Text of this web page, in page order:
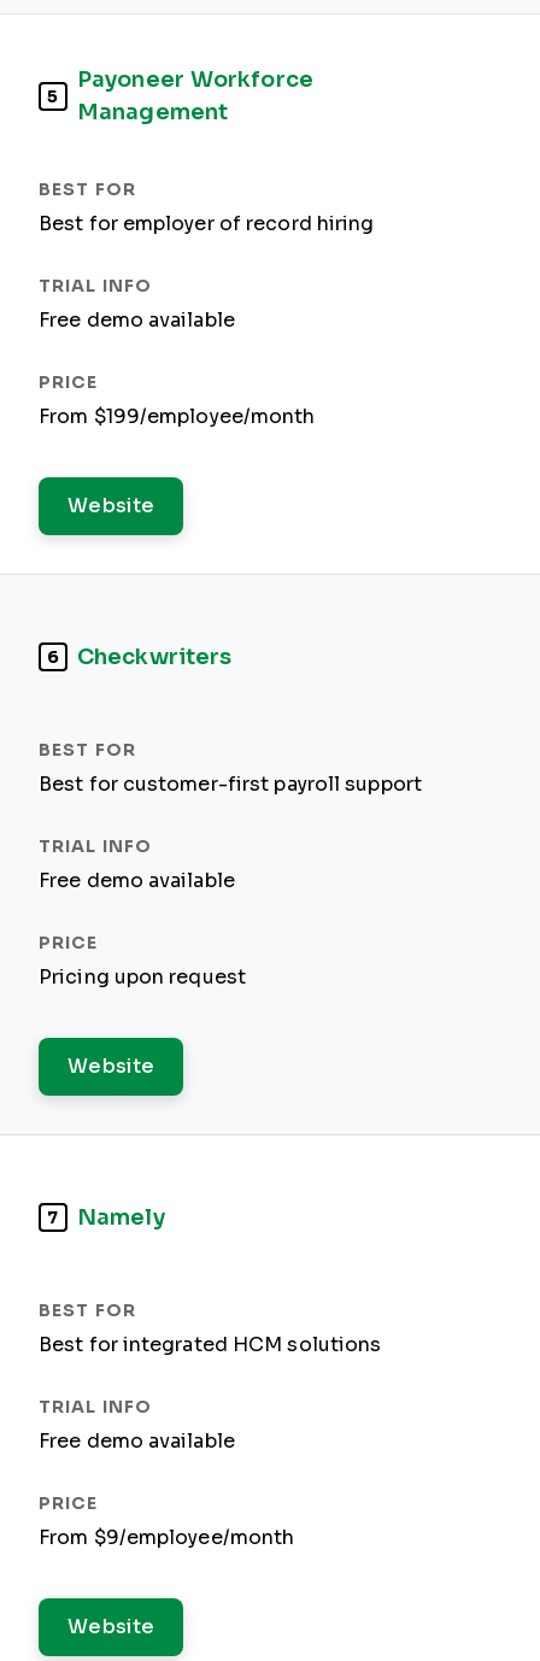
5
Payoneer Workforce
Management
Best for employer of record hiring
Free demo available
From $199/employee/month
Website
6 Checkwriters
Best for customer-first payroll support
Free demo available
Pricing upon request
Website
7 Namely
Best for integrated HCM solutions
Free demo available
From $9/employee/month
Website